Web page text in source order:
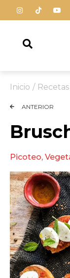
Inicio / Recetas
ANTERIOR
Picoteo,